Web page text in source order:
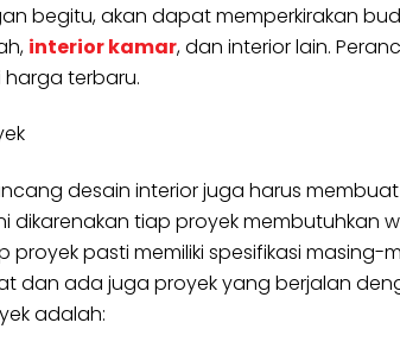
begitu, akan dapat memperkirakan
interior kamar, dan interior lain.
terbaru.
desain interior juga harus
dikarenakan tiap proyek membutuhkan
pasti memiliki spesifikasi masing-
dan ada juga proyek yang berjalan
adalah: